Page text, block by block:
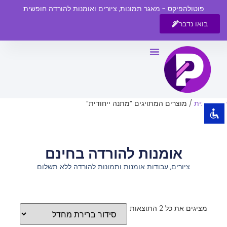
visibility_off השבת את ההבזקים
title סמן כותרות
צבע רקע
zoom_out
הקטנת גופן
הגדלת גופן
ניגודיות בהירה
פוטולהפיקס - מאגר תמונות, ציורים ואומנות להורדה חופשית
בואו נדבר
עמוד הבית / מוצרים המתויגים “מתנה ייחודית”
אומנות להורדה בחינם
ציורים, עבודות אומנות ותמונות להורדה ללא תשלום
מציגים את כל ⁦2⁩ התוצאות